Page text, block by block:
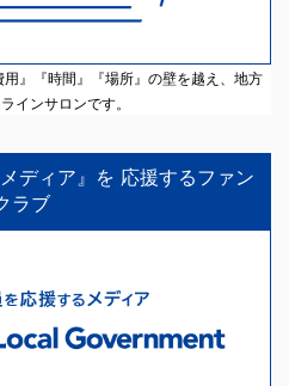
』『時間』『場所』の壁を越え、地方
インサロンです。
ディア』を 応援するファン
ラブ